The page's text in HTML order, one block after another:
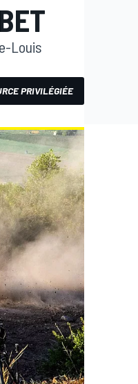
Louis
PRIVILÉGIÉE